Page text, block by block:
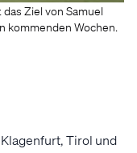
Ziel von Samuel
kommenden Wochen.
Tirol und